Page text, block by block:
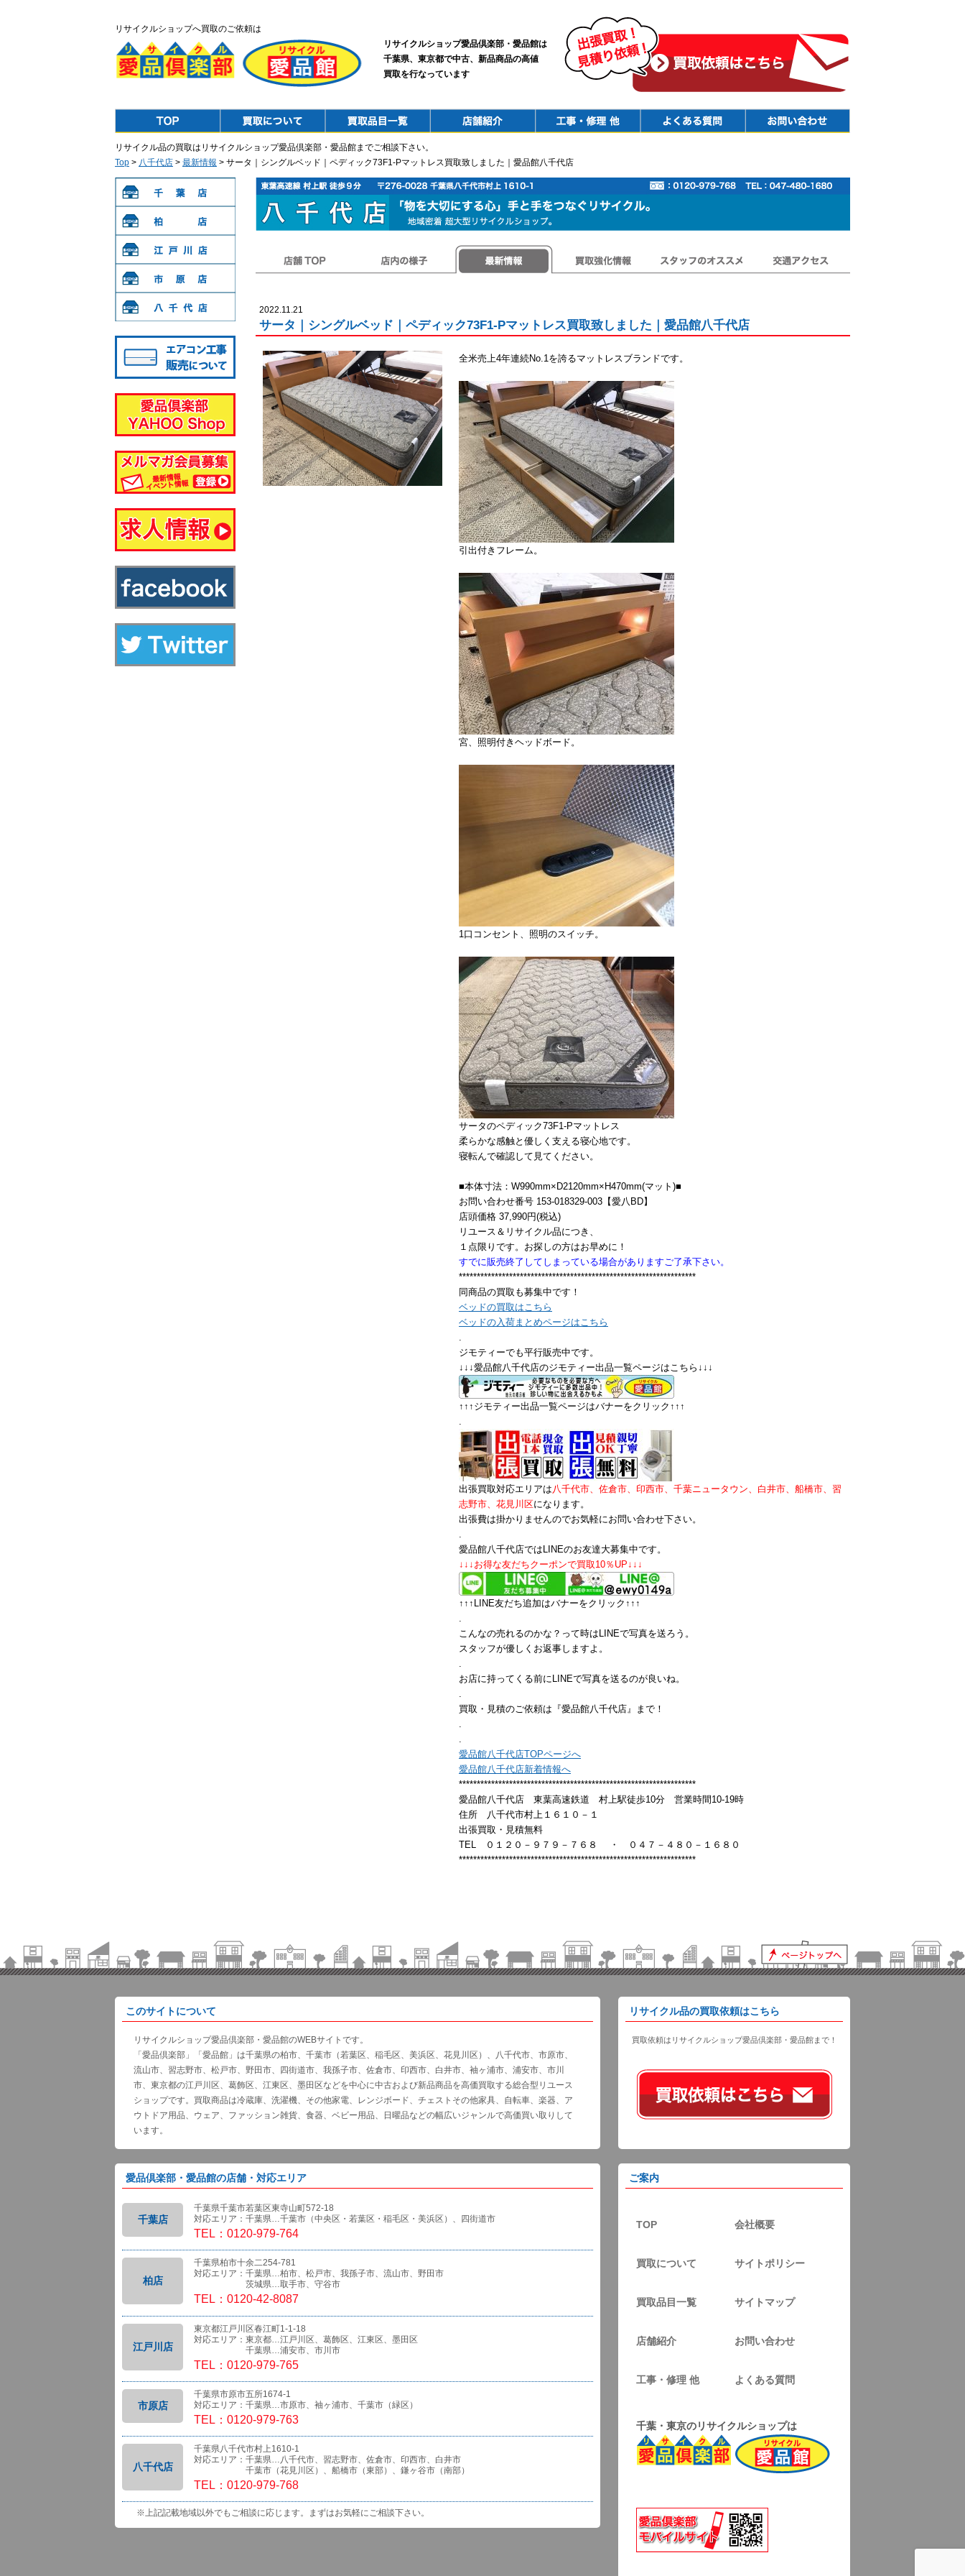
リサイクルショップへ買取のご依頼は
リサイクルショップ愛品倶楽部・愛品館は
千葉県、東京都で中古、新品商品の高値
買取を行なっています
リサイクル品の買取はリサイクルショップ愛品倶楽部・愛品館までご相談下さい。
Top > 八千代店 > 最新情報 > サータ｜シングルベッド｜ペディック73F1-Pマットレス買取致しました｜愛品館八千代店
2022.11.21
サータ｜シングルベッド｜ペディック73F1-Pマットレス買取致しました｜愛品館八千代店
全米売上4年連続No.1を誇るマットレスブランドです。
引出付きフレーム。
宮、照明付きヘッドボード。
1口コンセント、照明のスイッチ。
サータのペディック73F1-Pマットレス
柔らかな感触と優しく支える寝心地です。
寝転んで確認して見てください。
■本体寸法：W990mm×D2120mm×H470mm(マット)■
お問い合わせ番号 153-018329-003【愛八BD】
店頭価格 37,990円(税込)
リユース＆リサイクル品につき、
１点限りです。お探しの方はお早めに！
すでに販売終了してしまっている場合がありますご了承下さい。
******************************************************************
同商品の買取も募集中です！
ベッドの買取はこちら
ベッドの入荷まとめページはこちら
.
ジモティーでも平行販売中です。
↓↓↓愛品館八千代店のジモティー出品一覧ページはこちら↓↓↓
↑↑↑ジモティー出品一覧ページはバナーをクリック↑↑↑
.
出張買取対応エリアは八千代市、佐倉市、印西市、千葉ニュータウン、白井市、船橋市、習
志野市、花見川区になります。
出張費は掛かりませんのでお気軽にお問い合わせ下さい。
.
愛品館八千代店ではLINEのお友達大募集中です。
↓↓↓お得な友だちクーポンで買取10％UP↓↓↓
↑↑↑LINE友だち追加はバナーをクリック↑↑↑
.
こんなの売れるのかな？って時はLINEで写真を送ろう。
スタッフが優しくお返事しますよ。
.
お店に持ってくる前にLINEで写真を送るのが良いね。
.
買取・見積のご依頼は『愛品館八千代店』まで！
.
.
愛品館八千代店TOPページへ
愛品館八千代店新着情報へ
******************************************************************
愛品館八千代店 東葉高速鉄道 村上駅徒歩10分 営業時間10-19時
住所 八千代市村上１６１０－１
出張買取・見積無料
TEL ０１２０－９７９－７６８ ・ ０４７－４８０－１６８０
******************************************************************
このサイトについて
リサイクルショップ愛品倶楽部・愛品館のWEBサイトです。
「愛品倶楽部」「愛品館」は千葉県の柏市、千葉市（若葉区、稲毛区、美浜区、花見川区）、八千代市、市原市、
流山市、習志野市、松戸市、野田市、四街道市、我孫子市、佐倉市、印西市、白井市、袖ヶ浦市、浦安市、市川
市、東京都の江戸川区、葛飾区、江東区、墨田区などを中心に中古および新品商品を高価買取する総合型リユース
ショップです。買取商品は冷蔵庫、洗濯機、その他家電、レンジボード、チェストその他家具、自転車、楽器、ア
ウトドア用品、ウェア、ファッション雑貨、食器、ベビー用品、日曜品などの幅広いジャンルで高価買い取りして
います。
リサイクル品の買取依頼はこちら
買取依頼はリサイクルショップ愛品倶楽部・愛品館まで！
愛品倶楽部・愛品館の店舗・対応エリア
千葉店
千葉県千葉市若葉区東寺山町572-18
対応エリア：千葉県…千葉市（中央区・若葉区・稲毛区・美浜区）、四街道市
TEL：0120-979-764
柏店
千葉県柏市十余二254-781
対応エリア：千葉県…柏市、松戸市、我孫子市、流山市、野田市
茨城県…取手市、守谷市
TEL：0120-42-8087
江戸川店
東京都江戸川区春江町1-1-18
対応エリア：東京都…江戸川区、葛飾区、江東区、墨田区
千葉県…浦安市、市川市
TEL：0120-979-765
市原店
千葉県市原市五所1674-1
対応エリア：千葉県…市原市、袖ヶ浦市、千葉市（緑区）
TEL：0120-979-763
八千代店
千葉県八千代市村上1610-1
対応エリア：千葉県…八千代市、習志野市、佐倉市、印西市、白井市
千葉市（花見川区）、船橋市（東部）、鎌ヶ谷市（南部）
TEL：0120-979-768
※上記記載地域以外でもご相談に応じます。まずはお気軽にご相談下さい。
ご案内
TOP 会社概要
買取について サイトポリシー
買取品目一覧 サイトマップ
店舗紹介 お問い合わせ
工事・修理 他 よくある質問
千葉・東京のリサイクルショップは